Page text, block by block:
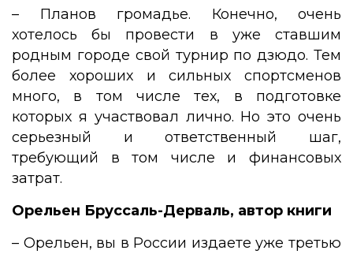
– Планов громадье. Конечно, очень
хотелось бы провести в уже ставшим
родным городе свой турнир по дзюдо. Тем
более хороших и сильных спортсменов
много, в том числе тех, в подготовке
которых я участвовал лично. Но это очень
серьезный и ответственный шаг,
требующий в том числе и финансовых
затрат.
Орельен Бруссаль-Дерваль, автор книги
– Орельен, вы в России издаете уже третью